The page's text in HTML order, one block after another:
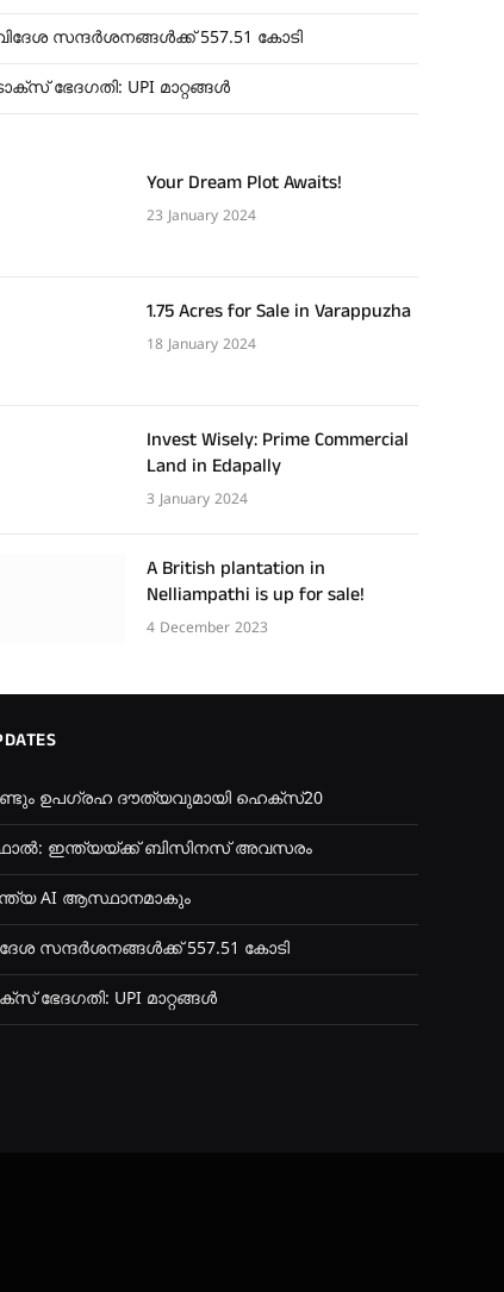
സന്ദർശനങ്ങൾക്ക് 557.51 കോടി
ഭേദഗതി: UPI മാറ്റങ്ങൾ
Your Dream Plot Awaits!
23 January 2024
1.75 Acres for Sale in Varappuzha
18 January 2024
Invest Wisely: Prime Commercial
Land in Edapally
3 January 2024
A British plantation in
Nelliampathi is up for sale!
4 December 2023
ഉപഗ്രഹ ദൗത്യവുമായി ഹെക്സ്20
ഇന്ത്യയ്ക്ക് ബിസിനസ് അവസരം
AI ആസ്ഥാനമാകും
സന്ദർശനങ്ങൾക്ക് 557.51 കോടി
ഭേദഗതി: UPI മാറ്റങ്ങൾ